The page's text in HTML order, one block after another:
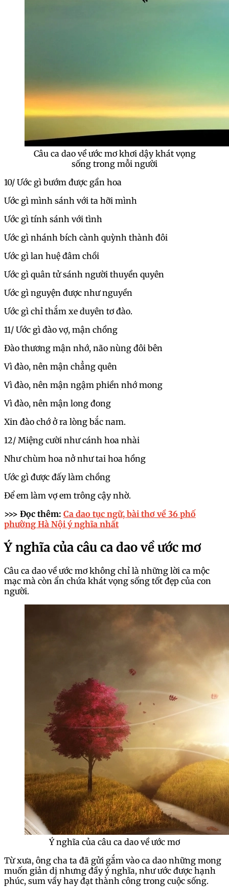
Câu ca dao về ước mơ khơi dậy khát vọng
sống trong mỗi người
10/ Ước gì bướm được gần hoa
Ước gì mình sánh với ta hỡi mình
Ước gì tính sánh với tình
Ước gì nhánh bích cành quỳnh thành đôi
Ước gì lan huệ đâm chồi
Ước gì quân tử sánh người thuyền quyên
Ước gì nguyện được như nguyền
Ước gì chỉ thắm xe duyên tơ đào.
11/ Ước gì đào vợ, mận chồng
Đào thương mận nhớ, não nùng đôi bên
Vì đào, nên mận chẳng quên
Vì đào, nên mận ngậm phiền nhớ mong
Vì đào, nên mận long đong
Xin đào chớ ở ra lòng bắc nam.
12/ Miệng cười như cánh hoa nhài
Như chùm hoa nở như tai hoa hồng
Ước gì được đấy làm chồng
Để em làm vợ em trông cậy nhờ.
>>> Đọc thêm: Ca dao tục ngữ, bài thơ về 36 phố
phường Hà Nội ý nghĩa nhất
Ý nghĩa của câu ca dao về ước mơ
Câu ca dao về ước mơ không chỉ là những lời ca mộc
mạc mà còn ẩn chứa khát vọng sống tốt đẹp của con
người.
Ý nghĩa của câu ca dao về ước mơ
Từ xưa, ông cha ta đã gửi gắm vào ca dao những mong
muốn giản dị nhưng đầy ý nghĩa, như ước được hạnh
phúc, sum vầy hay đạt thành công trong cuộc sống.